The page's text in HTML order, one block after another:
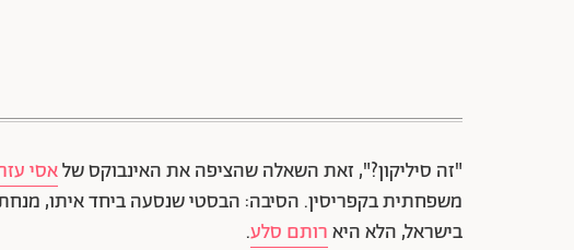
"זה סיליקון?", זאת השאלה שהציפה את האינבוקס שלאסי
משפחתית בקפריסין. הסיבה: הבסטי שנסעה ביחד איתו,
בישראל, הלא היארותם סלע.